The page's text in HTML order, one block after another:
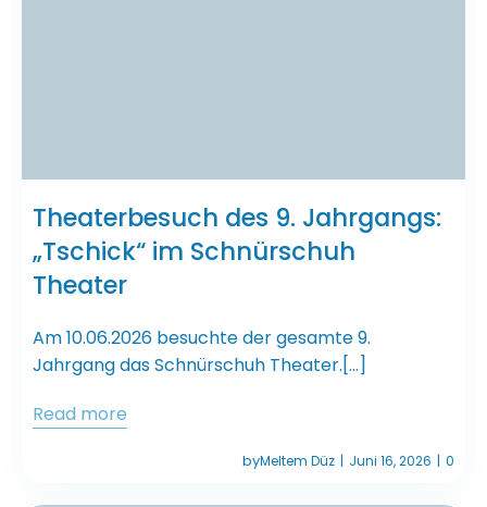
Theaterbesuch des 9. Jahrgangs:
„Tschick“ im Schnürschuh
Theater
Am 10.06.2026 besuchte der gesamte 9.
Jahrgang das Schnürschuh Theater.[…]
Read more
byMeltem Düz | Juni 16, 2026 | 0